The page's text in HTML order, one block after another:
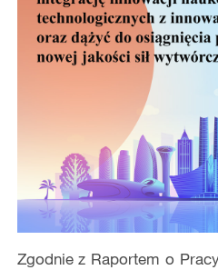
Zgodnie z Raportem o